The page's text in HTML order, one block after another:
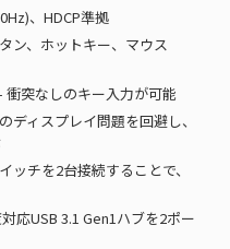
、HDCP準拠
ン、ホットキー、マウス
衝突なしのキー入力が可能
ディスプレイ問題を回避し、
ッチを2台接続することで、
応USB 3.1 Gen1ハブを2ポー